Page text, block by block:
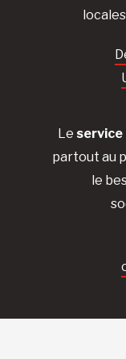
Le
partout au
le